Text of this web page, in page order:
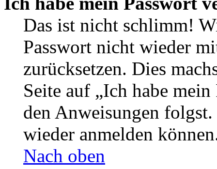
Das ist nicht schlimm!
Passwort nicht wieder
zurücksetzen. Dies
Seite auf „Ich habe
den Anweisungen
wieder anmelden
Nach oben